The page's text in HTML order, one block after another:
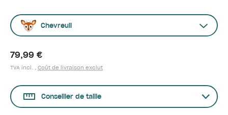
Chevreuil
79,99 €
TVA incl. , Coût de livraison exclut
Conseiller de taille